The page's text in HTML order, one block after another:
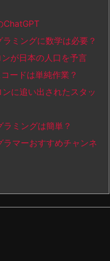
ミングに数学は必要？
が日本の人口を予言
ードは単純作業？
に追い出されたスタッ
ミングは簡単？
マーおすすめチャンネ